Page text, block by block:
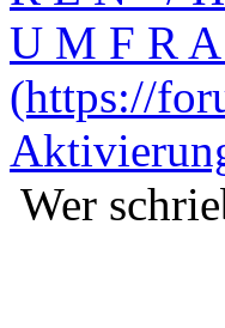
U M F R
(https://
Wer